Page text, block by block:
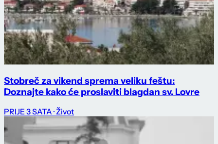
Stobreč za vikend sprema veliku feštu:
Doznajte kako će proslaviti blagdan sv. Lovre
PRIJE 3 SATA · Život